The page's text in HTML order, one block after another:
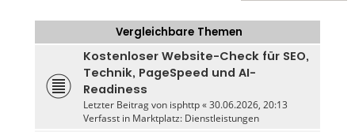
Vergleichbare Themen
Kostenloser Website-Check für SEO,
Technik, PageSpeed und AI-
Readiness
Letzter Beitrag von isphttp«30.06.2026, 20:13
Verfasst in Marktplatz: Dienstleistungen